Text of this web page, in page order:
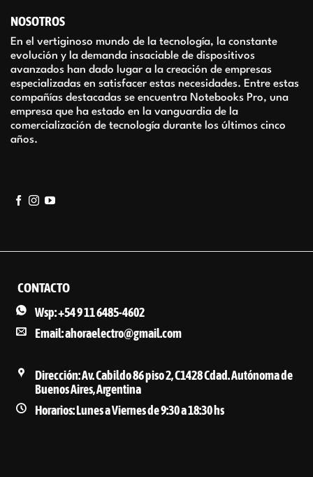
NOSOTROS
En el vertiginoso mundo de la tecnología, la constante
evolución y la demanda insaciable de dispositivos
avanzados han dado lugar a la creación de empresas
especializadas en satisfacer estas necesidades. Entre estas
compañías destacadas se encuentra Notebooks Pro, una
empresa que ha estado en la vanguardia de la
comercialización de tecnología durante los últimos cinco
años.
CONTACTO
Wsp: +54 9 11 6485-4602
Email: ahoraelectro@gmail.com
Dirección: Av. Cabildo 86 piso 2, C1428 Cdad. Autónoma de
Buenos Aires, Argentina
Horarios: Lunes a Viernes de 9:30 a 18:30 hs